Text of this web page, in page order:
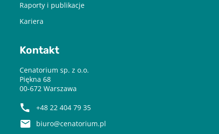
Raporty i publikacje
Kariera
Kontakt
Cenatorium sp. z o.o.
Piękna 68
00-672 Warszawa
+48 22 404 79 35
biuro@cenatorium.pl